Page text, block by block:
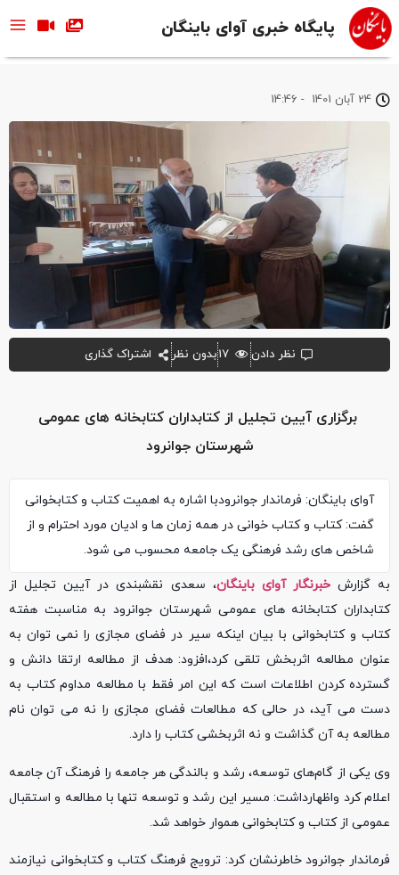
پایگاه خبری آوای باینگان
برگزاری آیین تجلیل از کتابداران کتابخانه های عمومی
شهرستان جوانرود
آوای باینگان: فرماندار جوانرودبا اشاره به اهمیت کتاب و کتابخوانی
گفت: کتاب و کتاب خوانی در همه زمان ها و ادیان مورد احترام و از
شاخص های رشد فرهنگی یک جامعه محسوب می شود.
24 آبان 1401 -
14:46
نظر دادن ۱۷بدون نظر اشتراک گذاری
به گزارشخبرنگار آوای باینگان، سعدی نقشبندی در آیین تجلیل از
کتابداران کتابخانه های عمومی شهرستان جوانرود به مناسبت هفته
کتاب و کتابخوانی با بیان اینکه سیر در فضای مجازی را نمی توان به
عنوان مطالعه اثربخش تلقی کرد،افزود: هدف از مطالعه ارتقا دانش و
گسترده کردن اطلاعات است که این امر فقط با مطالعه مداوم کتاب به
دست می آید، در حالی که مطالعات فضای مجازی را نه می توان نام
مطالعه به آن گذاشت و نه اثربخشی کتاب را دارد.
وی یکی از گام‌های توسعه، رشد و بالندگی هر جامعه را فرهنگ آن جامعه
اعلام کرد واظهارداشت: مسیر این رشد و توسعه تنها با مطالعه و استقبال
عمومی از کتاب و کتابخوانی هموار خواهد شد.
فرماندار جوانرود خاطرنشان کرد: ترویج فرهنگ کتاب و کتابخوانی نیازمند